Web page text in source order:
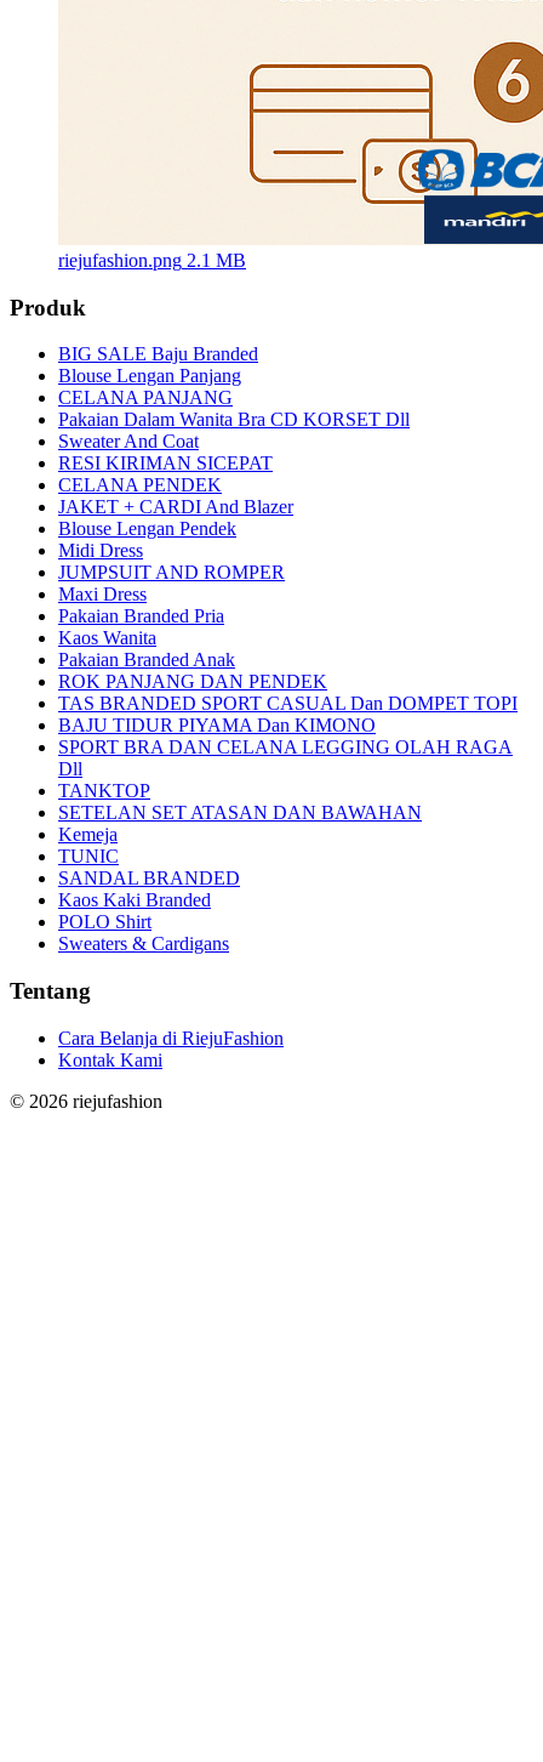
riejufashion.png 2.1 MB
Produk
BIG SALE Baju Branded
Blouse Lengan Panjang
CELANA PANJANG
Pakaian Dalam Wanita Bra CD KORSET Dll
Sweater And Coat
RESI KIRIMAN SICEPAT
CELANA PENDEK
JAKET + CARDI And Blazer
Blouse Lengan Pendek
Midi Dress
JUMPSUIT AND ROMPER
Maxi Dress
Pakaian Branded Pria
Kaos Wanita
Pakaian Branded Anak
ROK PANJANG DAN PENDEK
TAS BRANDED SPORT CASUAL Dan DOMPET TOPI
BAJU TIDUR PIYAMA Dan KIMONO
SPORT BRA DAN CELANA LEGGING OLAH RAGA
Dll
TANKTOP
SETELAN SET ATASAN DAN BAWAHAN
Kemeja
TUNIC
SANDAL BRANDED
Kaos Kaki Branded
POLO Shirt
Sweaters & Cardigans
Tentang
Cara Belanja di RiejuFashion
Kontak Kami
© 2026 riejufashion